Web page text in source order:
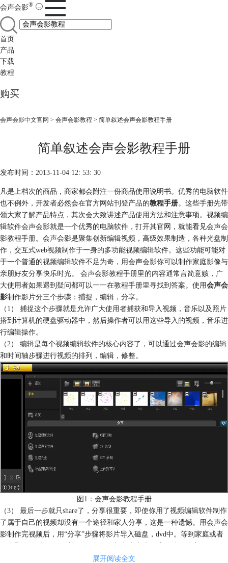
会声会影®
首页
产品
下载
教程
购买
会声会影中文官网 > 会声会影教程 > 简单叙述会声会影教程手册
简单叙述会声会影教程手册
发布时间：2013-11-04 12: 53: 30
凡是上档次的商品，商家都会附注一份商品使用说明书。优秀的电脑软件
也不例外，开发者必然会在官方网站刊登产品的教程手册。这些手册先带
领大家了解产品特点，其次会大致讲述产品使用方法和注意事项。视频编
辑软件会声会影就是一个优秀的电脑软件，打开其官网，就能看见会声会
影教程手册。会声会影是聚集创新编辑视频，高级效果制造，各种光盘制
作，交互式web视频制作于一身的多功能视频编辑软件。这些功能可能对
于一个普通的视频编辑软件不足为奇，用会声会影你可以制作家庭影像与
亲朋好友分享快乐时光。 会声会影教程手册里的内容通常言简意赅，广
大使用者如果遇到疑问都可以一一在教程手册里寻找到答案。使用会声会
影制作影片分三个步骤：捕捉，编辑，分享。
（1） 捕捉这个步骤就是允许广大使用者捕获和导入视频，音乐以及照片
搭到计算机的硬盘驱动器中，然后操作者可以用这些导入的视频，音乐进
行编辑操作。
（2） 编辑是每个视频编辑软件的核心内容了，可以通过会声会影的编辑
和时间轴步骤进行视频的排列，编辑，修整。
图1：会声会影教程手册
（3） 最后一步就只share了，分享很重要，即使你用了视频编辑软件制作
了属于自己的视频却没有一个途径和家人分享，这是一种遗憾。用会声会
影制作完视频后，用“分享”步骤将影片导入磁盘，dvd中。等到家庭或者
会声会影是一个专业视频编辑软件，功能齐全，涉及到大部分视频编辑操
展开阅读全文